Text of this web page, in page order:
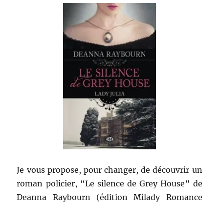
Je vous propose, pour changer, de découvrir un
roman policier, “Le silence de Grey House” de
Deanna Raybourn (édition Milady Romance